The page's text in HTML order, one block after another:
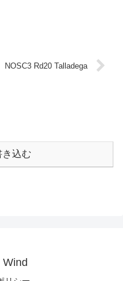
NOSC3 Rd20 Talladega
き込む
Wind